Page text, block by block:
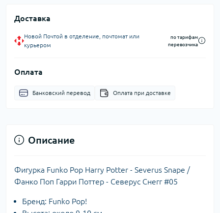
Доставка
Новой Почтой в отделение, почтомат или
курьером
по тарифам
перевозчика
Оплата
Банковский перевод Оплата при доставке
Описание
Фигурка Funko Pop Harry Potter - Severus Snape /
Фанко Поп Гарри Поттер - Северус Снегг #05
Бренд: Funko Pop!